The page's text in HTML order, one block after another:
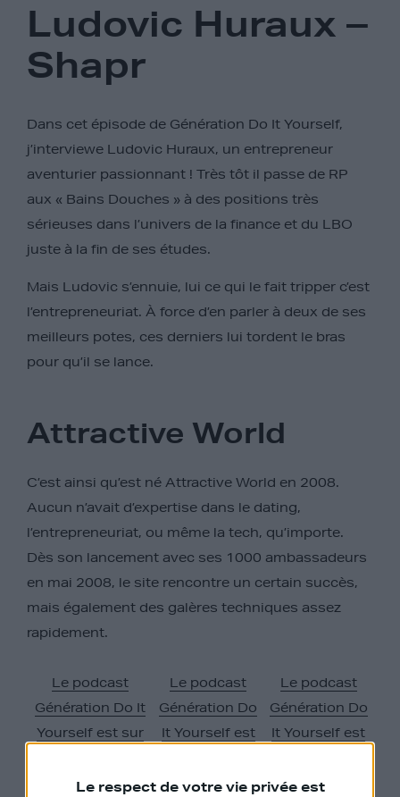
Le respect de votre vie privée est
Ludovic Huraux –
Shapr
Dans cet épisode de Génération Do It Yourself,
j’interviewe Ludovic Huraux, un entrepreneur
aventurier passionnant ! Très tôt il passe de RP
aux « Bains Douches » à des positions très
sérieuses dans l’univers de la finance et du LBO
juste à la fin de ses études.
Mais Ludovic s’ennuie, lui ce qui le fait tripper c’est
l’entrepreneuriat. À force d’en parler à deux de ses
meilleurs potes, ces derniers lui tordent le bras
pour qu’il se lance.
Attractive World
C’est ainsi qu’est né Attractive World en 2008.
Aucun n’avait d’expertise dans le dating,
l’entrepreneuriat, ou même la tech, qu’importe.
Dès son lancement avec ses 1000 ambassadeurs
en mai 2008, le site rencontre un certain succès,
mais également des galères techniques assez
rapidement.
Le podcast
Génération Do It
Yourself est sur
Le podcast
Génération Do
It Yourself est
Le podcast
Génération Do
It Yourself est